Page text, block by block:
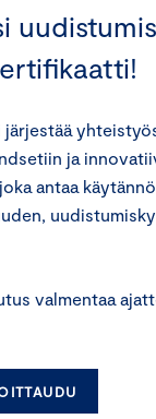
järjestää
ja
antaa
valmentaa